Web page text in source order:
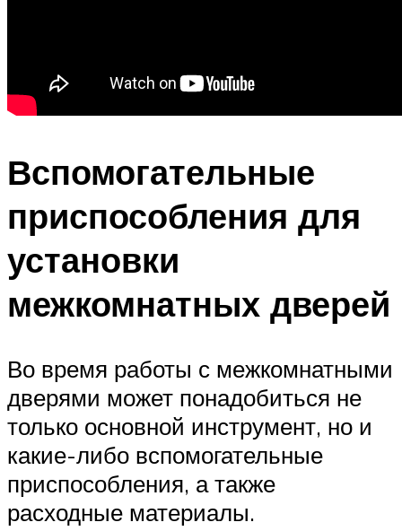
Вспомогательные
приспособления для
установки
межкомнатных дверей
Во время работы с межкомнатными
дверями может понадобиться не
только основной инструмент, но и
какие-либо вспомогательные
приспособления, а также
расходные материалы.